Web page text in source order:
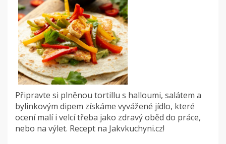
Připravte si plněnou tortillu s halloumi, salátem a
bylinkovým dipem získáme vyvážené jídlo, které
ocení malí i velcí třeba jako zdravý oběd do práce,
nebo na výlet. Recept na Jakvkuchyni.cz!